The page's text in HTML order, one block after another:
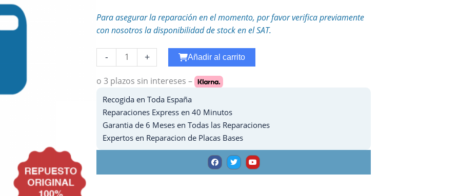
Para asegurar la reparación en el momento, por favor verifica previamente
con nosotros la disponibilidad de stock en el SAT.
-
Cambiar
Microfono
Huawei
VIEW
30
cantidad
+ Añadir al carrito
o 3 plazos sin intereses –
Recogida en Toda España
Reparaciones Express en 40 Minutos
Garantia de 6 Meses en Todas las Reparaciones
Expertos en Reparacion de Placas Bases
F
a
c
e
T
w
i
t
Y
o
u
t